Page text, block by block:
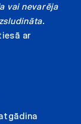
vai nevarēja
.
ar